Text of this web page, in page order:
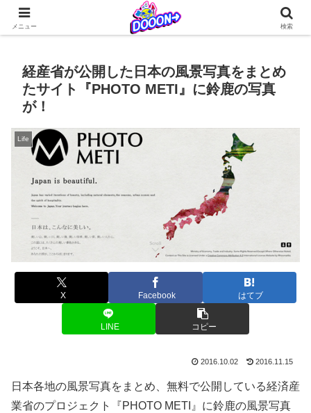
どぅーんくんが仲間たちとなんやかんやを繰り広げる日常系4コマ更新中！
経産省が公開した日本の風景写真をまとめ
たサイト『PHOTO METI』に鈴鹿の写真
が！
Life
X Facebook はてブ
LINE コピー
2016.10.02 2016.11.15
日本各地の風景写真をまとめ、無料で公開している経済産
業省のプロジェクト『PHOTO METI』に鈴鹿の風景写真
メニュー 検索